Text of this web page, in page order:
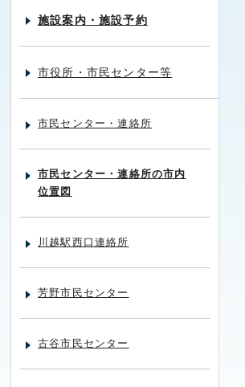
施設案内・施設予約
市役所・市民センター等
市民センター・連絡所
市民センター・連絡所の市内
位置図
川越駅西口連絡所
芳野市民センター
古谷市民センター